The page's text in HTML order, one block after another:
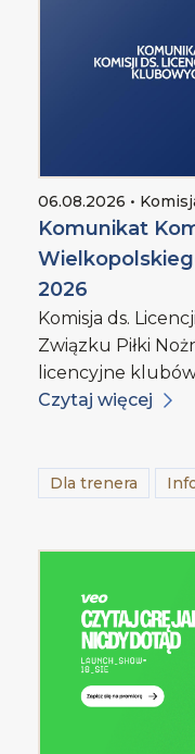
06.08.2026 •
Komunikat
2026
Komisja ds.
Związku Piłki
licencyjne
Czytaj więcej
Dla trenera